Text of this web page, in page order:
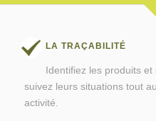
LA TRAÇABILITÉ
Identifiez les produits
suivez leurs situations tout
activité.